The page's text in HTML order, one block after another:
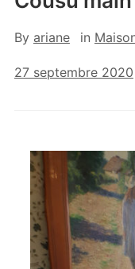
By ariane in
27 septembre 2020